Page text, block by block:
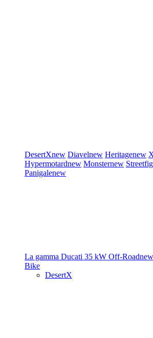
DesertXnew Diavelnew Heritagenew
Hypermotardnew Monsternew
Panigalenew
La gamma Ducati 35 kW Off-Roadnew
Bike
DesertX